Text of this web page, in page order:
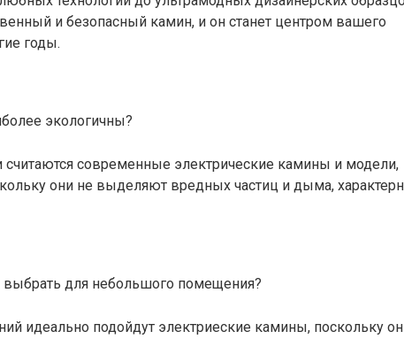
и безопасный камин, и он станет центром вашего
годы.
экологичны?
современные электрические камины и модели,
они не выделяют вредных частиц и дыма,
выбрать для небольшого помещения?
идеально подойдут электриеские камины, поскольку